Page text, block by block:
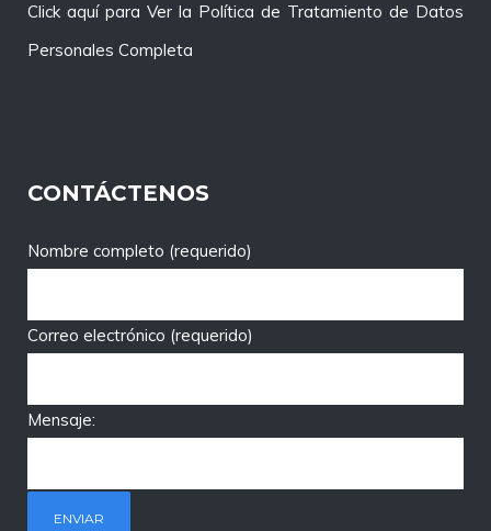
Click aquí para Ver la Política de Tratamiento de Datos
Personales Completa
CONTÁCTENOS
Nombre completo (requerido)
Correo electrónico (requerido)
Mensaje: